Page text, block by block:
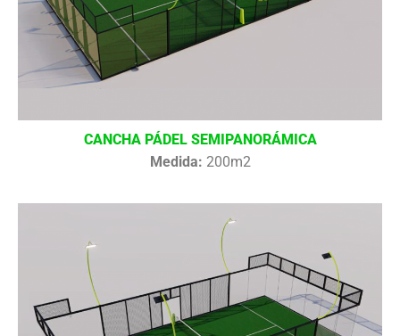
CANCHA PÁDEL SEMIPANORÁMICA
Medida: 200m2